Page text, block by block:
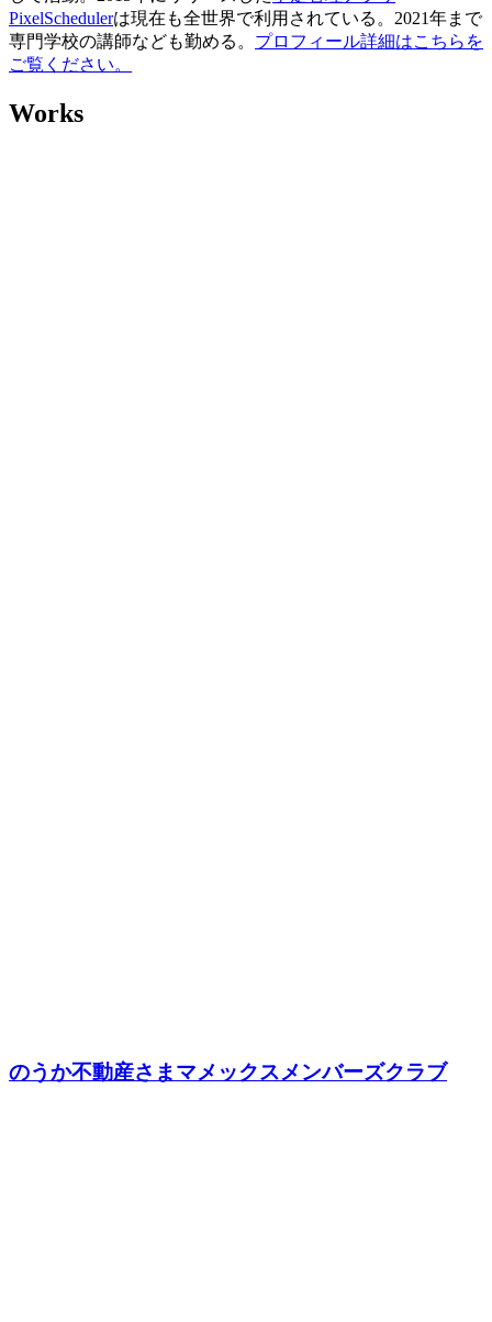
PixelSchedulerは現在も全世界で利用されている。2021年まで
専門学校の講師なども勤める。 プロフィール詳細はこちらを
ご覧ください。
Works
のうか不動産さまマメックスメンバーズクラブ